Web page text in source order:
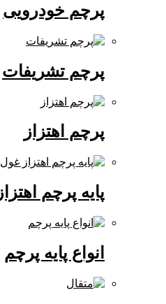
پرچم خودرویی
پرچم تشریفات
پرچم اهتزاز
پایه پرچم اهتزاز غول پیکر
انواع پایه پرچم